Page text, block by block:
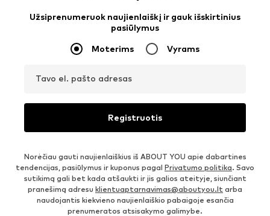
Užsiprenumeruok naujienlaiškį ir gauk išskirtinius
pasiūlymus
Moterims Vyrams
Tavo el. pašto adresas
Registruotis
Norėčiau gauti naujienlaiškius iš ABOUT YOU apie dabartines
tendencijas, pasiūlymus ir kuponus pagal Privatumo politika. Savo
sutikimą gali bet kada atšaukti ir jis galios ateityje, siunčiant
pranešimą adresu klientuaptarnavimas@aboutyou.lt arba
naudojantis kiekvieno naujienlaiškio pabaigoje esančia
prenumeratos atsisakymo galimybe.